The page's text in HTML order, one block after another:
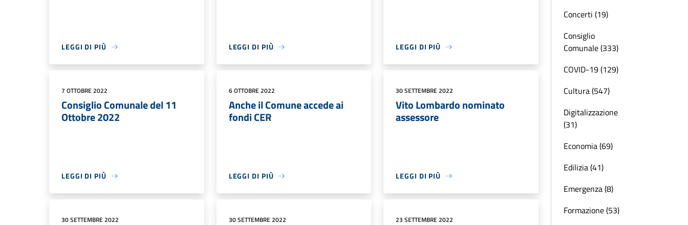
LEGGI DI PIÙ LEGGI DI PIÙ LEGGI DI PIÙ
7 OTTOBRE 2022
Consiglio Comunale del 11
Ottobre 2022
LEGGI DI PIÙ
6 OTTOBRE 2022
Anche il Comune accede ai
fondi CER
LEGGI DI PIÙ
30 SETTEMBRE 2022
Vito Lombardo nominato
assessore
LEGGI DI PIÙ
30 SETTEMBRE 2022 30 SETTEMBRE 2022 23 SETTEMBRE 2022
Concerti (19)
Consiglio
Comunale (333)
COVID-19 (129)
Cultura (547)
Digitalizzazione
(31)
Economia (69)
Edilizia (41)
Emergenza (8)
Formazione (53)